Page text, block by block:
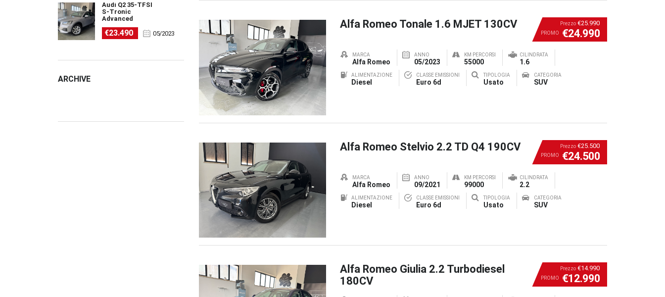
Audi Q2 35-TFSI
S-Tronic
Advanced
€23.490 05/2023
ARCHIVE
Prezzo €25.990
PROMO €24.990
Alfa Romeo Tonale 1.6 MJET 130CV
MARCA
Alfa Romeo
ANNO
05/2023
KM PERCORSI
55000
CILINDRATA
1.6
ALIMENTAZIONE
Diesel
CLASSE EMISSIONI
Euro 6d
TIPOLOGIA
Usato
CATEGORIA
SUV
Prezzo €25.500
PROMO €24.500
Alfa Romeo Stelvio 2.2 TD Q4 190CV
MARCA
Alfa Romeo
ANNO
09/2021
KM PERCORSI
99000
CILINDRATA
2.2
ALIMENTAZIONE
Diesel
CLASSE EMISSIONI
Euro 6d
TIPOLOGIA
Usato
CATEGORIA
SUV
Prezzo €14.990
PROMO €12.990
Alfa Romeo Giulia 2.2 Turbodiesel
180CV